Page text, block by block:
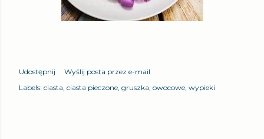
Udostępnij
Wyślij posta przez e-mail
Labels: ciasta ciasta pieczone gruszka owocowe wypieki